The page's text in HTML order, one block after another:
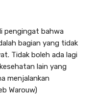
pengingat bahwa
bagian yang tidak
Tidak boleh ada lagi
lain yang
menjalankan
Warouw)